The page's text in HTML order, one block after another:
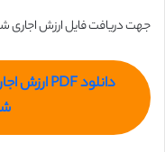
جهت دریافت فایل ارزش اجاری شهرستان مشهد 1397